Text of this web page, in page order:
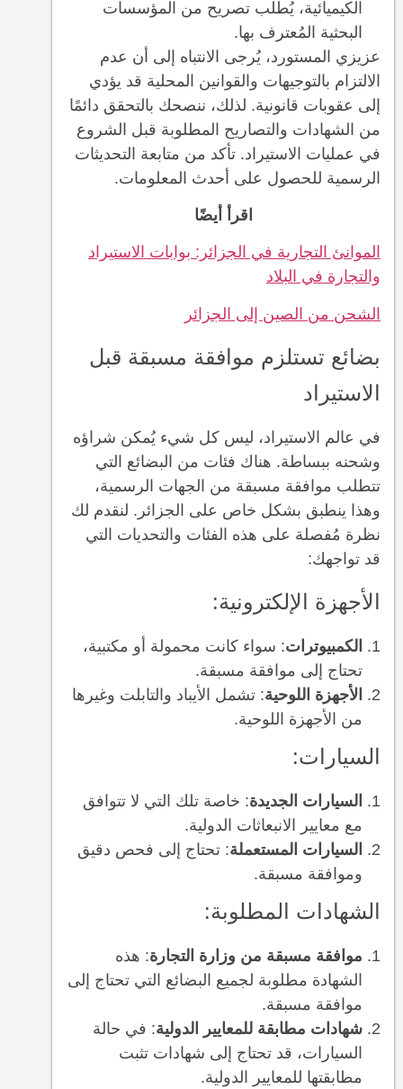
الكيميائية، يُطلب تصريح من المؤسسات
البحثية المُعترف بها.
عزيزي المستورد، يُرجى الانتباه إلى أن عدم
الالتزام بالتوجيهات والقوانين المحلية قد يؤدي
إلى عقوبات قانونية. لذلك، ننصحك بالتحقق دائمًا
من الشهادات والتصاريح المطلوبة قبل الشروع
في عمليات الاستيراد. تأكد من متابعة التحديثات
الرسمية للحصول على أحدث المعلومات.
اقرأ أيضًا
الموانئ التجارية في الجزائر: بوابات الاستيراد
والتجارة في البلاد
الشحن من الصين إلى الجزائر
بضائع تستلزم موافقة مسبقة قبل
الاستيراد
في عالم الاستيراد، ليس كل شيء يُمكن شراؤه
وشحنه ببساطة. هناك فئات من البضائع التي
تتطلب موافقة مسبقة من الجهات الرسمية،
وهذا ينطبق بشكل خاص على الجزائر. لنقدم لك
نظرة مُفصلة على هذه الفئات والتحديات التي
قد تواجهك:
الأجهزة الإلكترونية:
الكمبيوترات: سواء كانت محمولة أو مكتبية،
تحتاج إلى موافقة مسبقة.
الأجهزة اللوحية: تشمل الأيباد والتابلت وغيرها
من الأجهزة اللوحية.
السيارات:
السيارات الجديدة: خاصة تلك التي لا تتوافق
مع معايير الانبعاثات الدولية.
السيارات المستعملة: تحتاج إلى فحص دقيق
وموافقة مسبقة.
الشهادات المطلوبة:
موافقة مسبقة من وزارة التجارة: هذه
الشهادة مطلوبة لجميع البضائع التي تحتاج إلى
موافقة مسبقة.
شهادات مطابقة للمعايير الدولية: في حالة
السيارات، قد تحتاج إلى شهادات تثبت
مطابقتها للمعايير الدولية.